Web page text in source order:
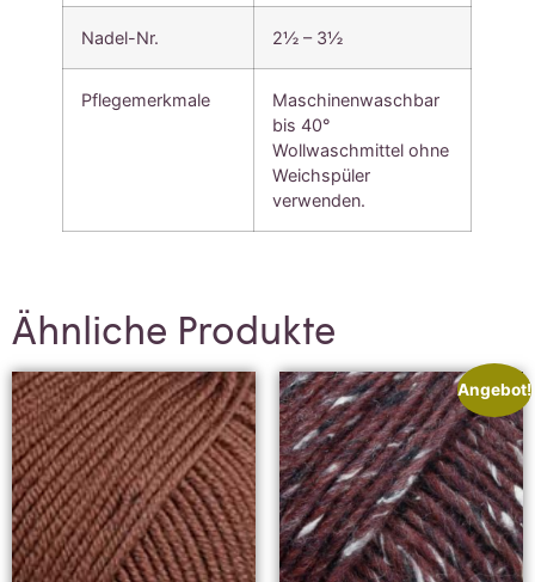
Nadel-Nr. 2½ – 3½
Pflegemerkmale
Maschinenwaschbar
bis 40°
Wollwaschmittel ohne
Weichspüler
verwenden.
Ähnliche Produkte
Angebot!